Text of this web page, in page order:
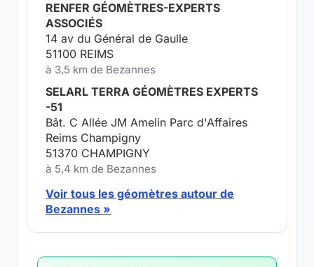
RENFER GÉOMÈTRES-EXPERTS
ASSOCIÉS
14 av du Général de Gaulle
51100 REIMS
à 3,5 km de Bezannes
SELARL TERRA GÉOMÈTRES EXPERTS
-51
Bât. C Allée JM Amelin Parc d'Affaires
Reims Champigny
51370 CHAMPIGNY
à 5,4 km de Bezannes
Voir tous les géomètres autour de
Bezannes »